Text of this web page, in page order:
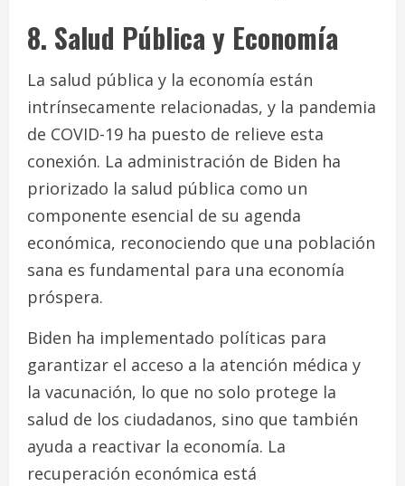
8. Salud Pública y Economía
La salud pública y la economía están
intrínsecamente relacionadas, y la pandemia
de COVID-19 ha puesto de relieve esta
conexión. La administración de Biden ha
priorizado la salud pública como un
componente esencial de su agenda
económica, reconociendo que una población
sana es fundamental para una economía
próspera.
Biden ha implementado políticas para
garantizar el acceso a la atención médica y
la vacunación, lo que no solo protege la
salud de los ciudadanos, sino que también
ayuda a reactivar la economía. La
recuperación económica está